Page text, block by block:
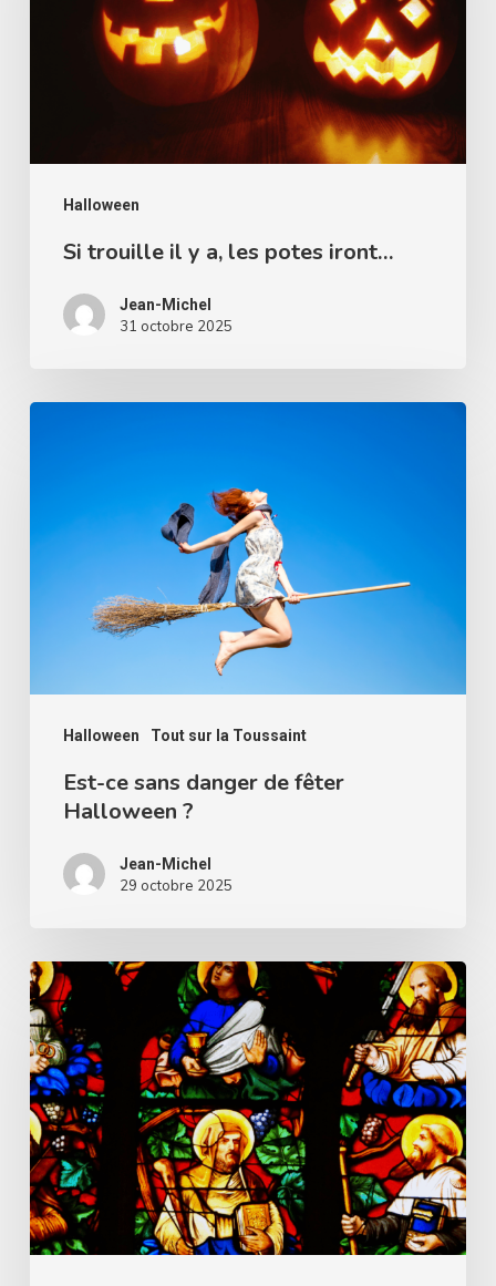
Halloween
Si trouille il y a, les potes iront…
Jean-Michel
31 octobre 2025
Halloween Tout sur la Toussaint
danger
Halloween
Est-ce sans danger de fêter
Halloween ?
Jean-Michel
29 octobre 2025
Peut-
on
concilier
la
Toussaint
avec
la
fête
d’Halloween